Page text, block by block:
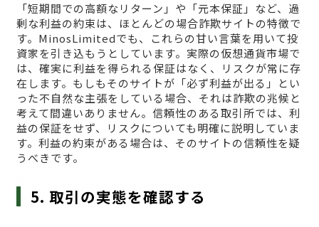
「短期間での高額なリターン」や「元本保証」など、過
剰な利益の約束は、ほとんどの場合詐欺サイトの特徴で
す。MinosLimitedでも、これらの甘い言葉を用いて投
資家を引き込もうとしています。実際の仮想通貨市場で
は、確実に利益を得られる保証はなく、リスクが常に存
在します。もしもそのサイトが「必ず利益が出る」とい
った不自然な主張をしている場合、それは詐欺の兆候と
考えて間違いありません。信頼性のある取引所では、利
益の保証をせず、リスクについても明確に説明していま
す。利益の約束がある場合は、そのサイトの信頼性を疑
うべきです。
5. 取引の実態を確認する